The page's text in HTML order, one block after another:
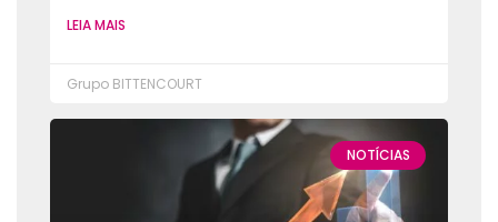
LEIA MAIS
Grupo BITTENCOURT
NOTÍCIAS